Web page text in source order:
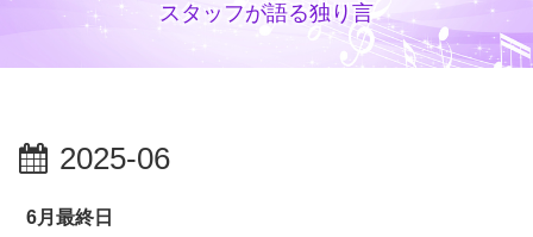
スタッフが語る独り言
2025-06
6月最終日